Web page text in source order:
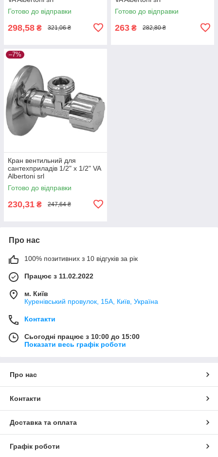
Готово до відправки
298,58 ₴ 321,06 ₴
Готово до відправки
263 ₴ 282,80 ₴
–7%
Кран вентильний для
сантехприладів 1/2" х 1/2" VA
Albertoni srl
Готово до відправки
230,31 ₴ 247,64 ₴
Про нас
100% позитивних з 10 відгуків за рік
Працює з 11.02.2022
м. Київ
Куренівський провулок, 15А, Київ, Україна
Контакти
Сьогодні працює з 10:00 до 15:00
Показати весь графік роботи
Про нас
Контакти
Доставка та оплата
Графік роботи